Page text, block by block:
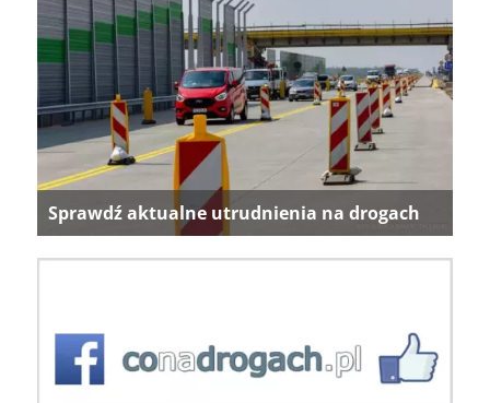
Sprawdź aktualne utrudnienia na drogach